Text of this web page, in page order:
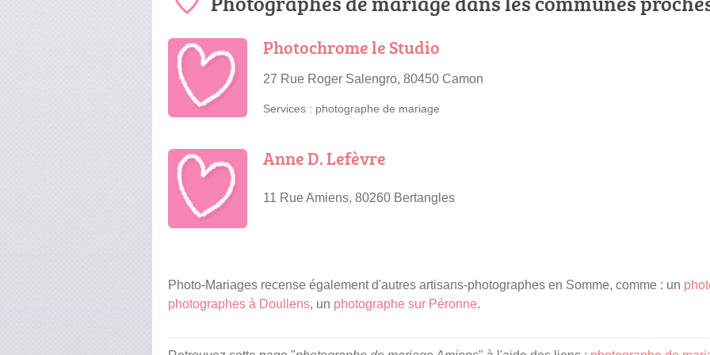
Photochrome le Studio
27 Rue Roger Salengro, 80450 Camon
Services : photographe de mariage
Anne D. Lefèvre
11 Rue Amiens, 80260 Bertangles
Photo-Mariages recense également d'autres artisans-photographes en Somme, comme : un
photographes à Doullens, un photographe sur Péronne.